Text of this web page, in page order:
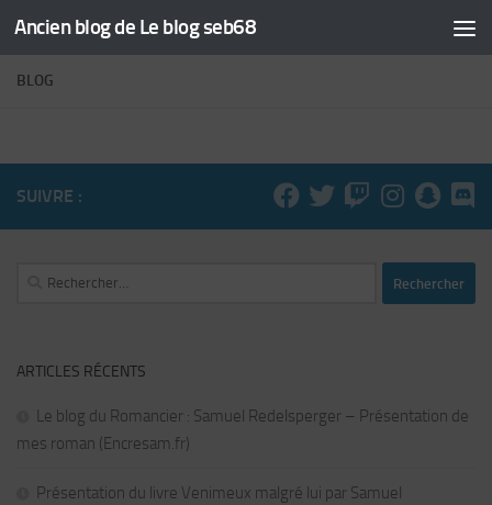
Skip to content
Ancien blog de Le blog seb68
BLOG
SUIVRE :
Rechercher :
ARTICLES RÉCENTS
Le blog du Romancier : Samuel Redelsperger – Présentation de
mes roman (Encresam.fr)
Présentation du livre Venimeux malgré lui par Samuel